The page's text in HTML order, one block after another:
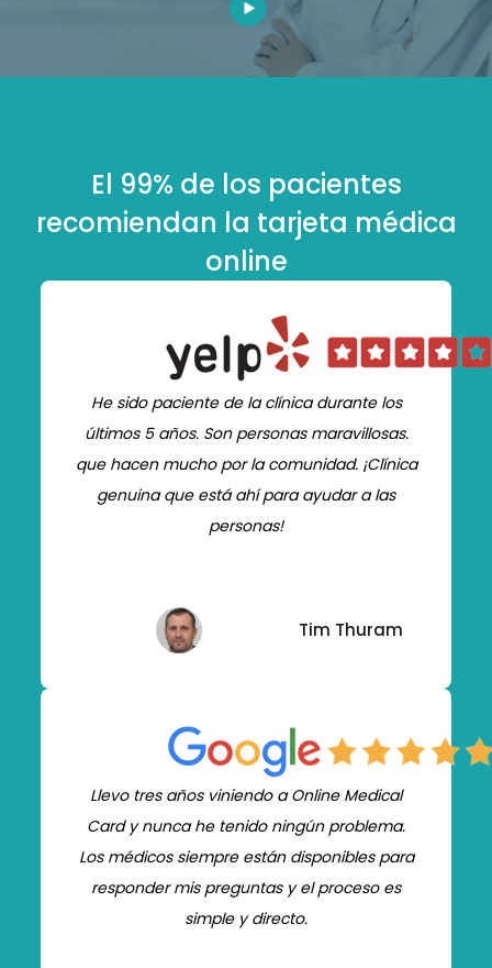
El 99% de los pacientes
recomiendan la tarjeta médica
online
He sido paciente de la clínica durante los
últimos 5 años. Son personas maravillosas.
que hacen mucho por la comunidad. ¡Clínica
genuina que está ahí para ayudar a las
personas!
Tim Thuram
Llevo tres años viniendo a Online Medical
Card y nunca he tenido ningún problema.
Los médicos siempre están disponibles para
responder mis preguntas y el proceso es
simple y directo.